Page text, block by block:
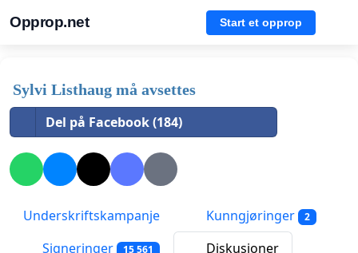
Opprop.net Start et opprop
Sylvi Listhaug må avsettes
Del på Facebook (184)
Underskriftskampanje Kunngjøringer 2
Signeringer 15 561
Diskusjoner